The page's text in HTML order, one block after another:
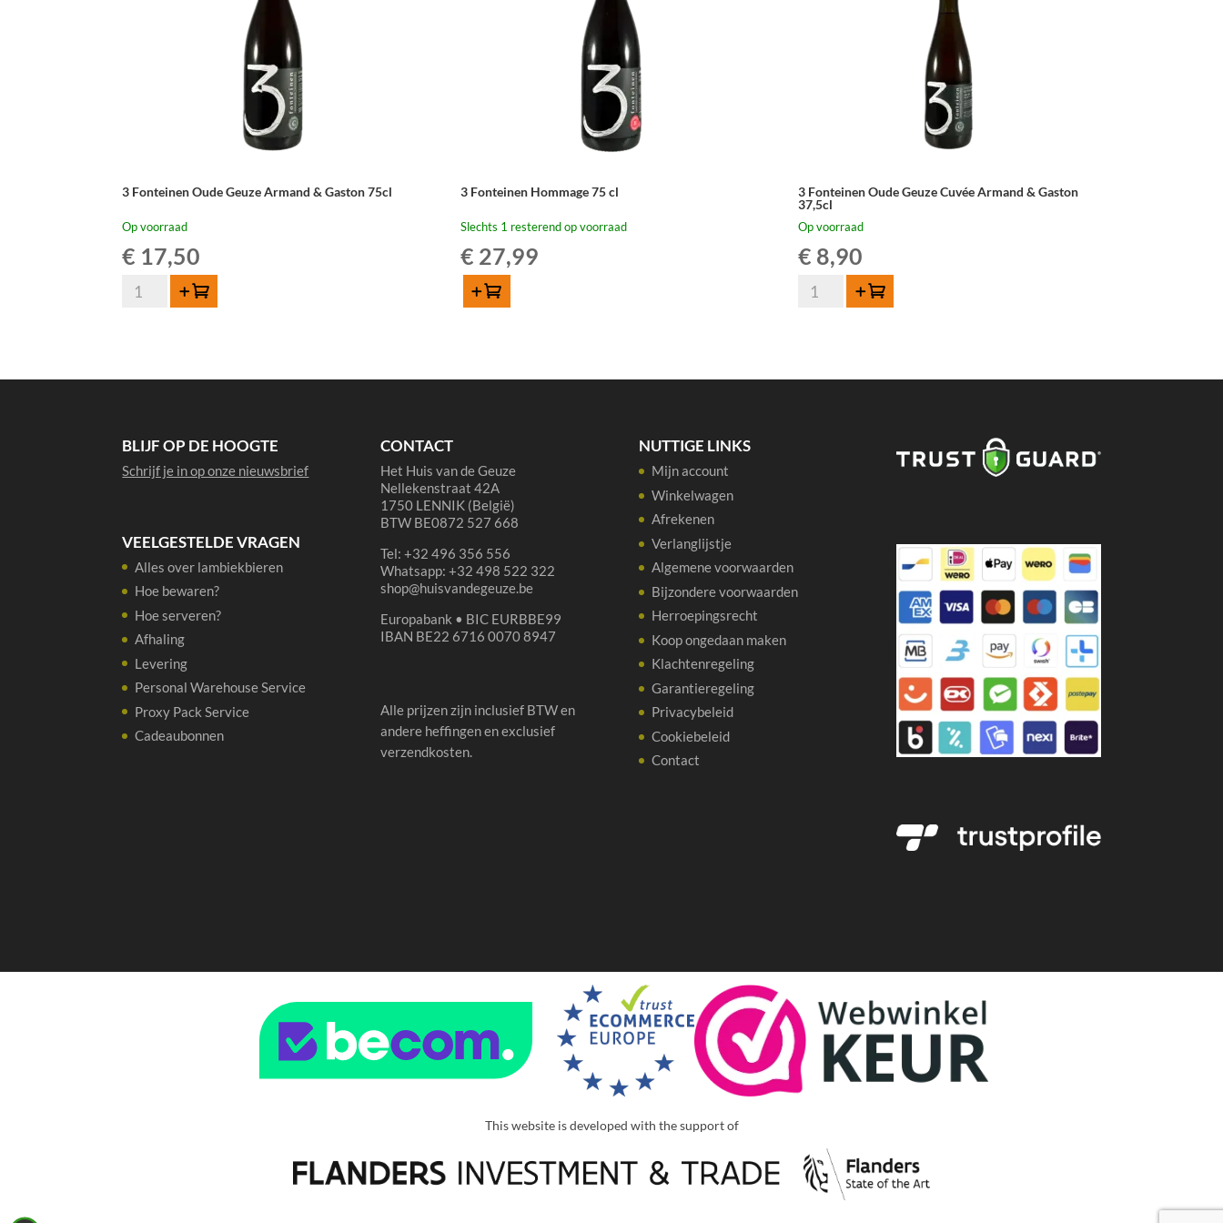
3 Fonteinen Oude Geuze Armand & Gaston 75cl
Op voorraad
€ 17,50
Fonteinen
aantal
Toevoegen
3 Fonteinen Hommage 75 cl
Slechts 1 resterend op voorraad
€ 27,99
75
Toevoegen
3 Fonteinen Oude Geuze Cuvée Armand & Gaston
37,5cl
Op voorraad
€ 8,90
Fonteinen
Toevoegen
BLIJF OP DE HOOGTE
Schrijf je in op onze nieuwsbrief
VEELGESTELDE VRAGEN
Alles over lambiekbieren
Hoe bewaren?
Hoe serveren?
Afhaling
Levering
Personal Warehouse Service
Proxy Pack Service
Cadeaubonnen
CONTACT
Het Huis van de Geuze
Nellekenstraat 42A
1750 LENNIK (België)
BTW BE0872 527 668
Tel: +32 496 356 556
Whatsapp: +32 498 522 322
shop@huisvandegeuze.be
Europabank • BIC EURBBE99
IBAN BE22 6716 0070 8947
Alle prijzen zijn inclusief BTW en
andere heffingen en exclusief
verzendkosten.
NUTTIGE LINKS
Mijn account
Winkelwagen
Afrekenen
Verlanglijstje
Algemene voorwaarden
Bijzondere voorwaarden
Herroepingsrecht
Koop ongedaan maken
Klachtenregeling
Garantieregeling
Privacybeleid
Cookiebeleid
Contact
This website is developed with the support of